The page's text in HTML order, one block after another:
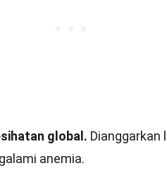
global. Dianggarkan
anemia.